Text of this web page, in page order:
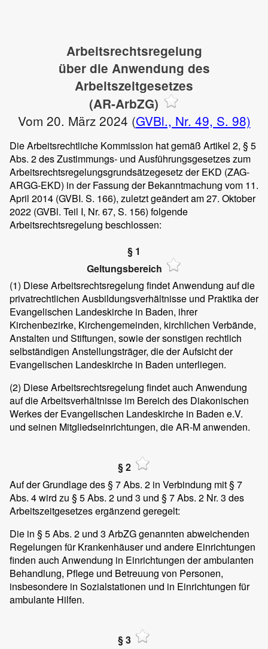
Arbeitsrechtsregelung
über die Anwendung des
Arbeitszeitgesetzes
(AR-ArbZG)
Vom 20. März 2024 (GVBl., Nr. 49, S. 98)
Die Arbeitsrechtliche Kommission hat gemäß Artikel 2, § 5
Abs. 2 des Zustimmungs- und Ausführungsgesetzes zum
Arbeitsrechtsregelungsgrundsätzegesetz der EKD (ZAG-
ARGG-EKD) in der Fassung der Bekanntmachung vom 11.
April 2014 (GVBI. S. 166), zuletzt geändert am 27. Oktober
2022 (GVBl. Teil I, Nr. 67, S. 156) folgende
Arbeitsrechtsregelung beschlossen:
§ 1
Geltungsbereich
(1) Diese Arbeitsrechtsregelung findet Anwendung auf die
privatrechtlichen Ausbildungsverhältnisse und Praktika der
Evangelischen Landeskirche in Baden, ihrer
Kirchenbezirke, Kirchengemeinden, kirchlichen Verbände,
Anstalten und Stiftungen, sowie der sonstigen rechtlich
selbständigen Anstellungsträger, die der Aufsicht der
Evangelischen Landeskirche in Baden unterliegen.
(2) Diese Arbeitsrechtsregelung findet auch Anwendung
auf die Arbeitsverhältnisse im Bereich des Diakonischen
Werkes der Evangelischen Landeskirche in Baden e.V.
und seinen Mitgliedseinrichtungen, die AR-M anwenden.
§ 2
Auf der Grundlage des § 7 Abs. 2 in Verbindung mit § 7
Abs. 4 wird zu § 5 Abs. 2 und 3 und § 7 Abs. 2 Nr. 3 des
Arbeitszeitgesetzes ergänzend geregelt:
Die in § 5 Abs. 2 und 3 ArbZG genannten abweichenden
Regelungen für Krankenhäuser und andere Einrichtungen
finden auch Anwendung in Einrichtungen der ambulanten
Behandlung, Pflege und Betreuung von Personen,
insbesondere in Sozialstationen und in Einrichtungen für
ambulante Hilfen.
§ 3